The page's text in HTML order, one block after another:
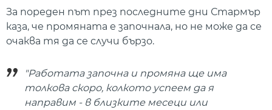
За пореден път през последните дни Стармър
каза, че промяната е започнала, но не може да се
очаква тя да се случи бързо.
"Работата започна и промяна ще има
толкова скоро, колкото успеем да я
направим - в близките месеци или